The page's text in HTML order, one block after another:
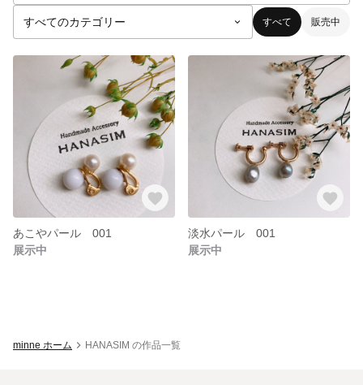
すべて 販売中
あこやパール 001
展示中
淡水パール 001
展示中
minne ホーム HANASIM の作品一覧